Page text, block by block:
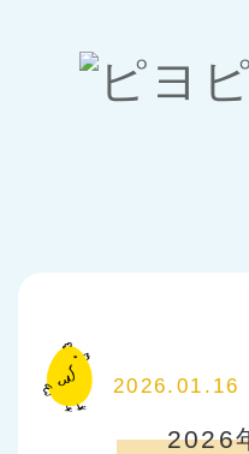
2026.01.16
2026